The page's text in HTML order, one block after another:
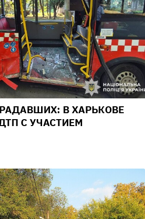
В ХАРЬКОВЕ
С УЧАСТИЕМ